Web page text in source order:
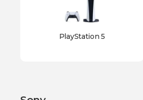
PlayStation 5